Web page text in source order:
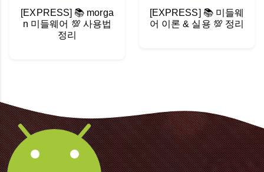
[EXPRESS] 📚 morga
n 미들웨어 💯 사용법
정리
[EXPRESS] 📚 미들웨
어 이론 & 실용 💯 정리